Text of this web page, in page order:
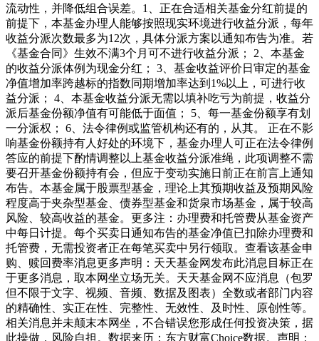
流动性，并降低组合误差。1、正在合适相关基金分红前提的
前提下，本基金办理人能够按照现实环境进行收益分派，每年
收益分派次数最多为12次，具体分派方案以通知布告为准。若
《基金合同》生效不满3个月可不进行收益分派； 2、本基金
的收益分派体例为现金分红； 3、基金收益评价日审定的基金
净值增加率跨越标的指数同期增加率达到1%以上，可进行收
益分派； 4、本基金收益分派无需以填补吃亏为前提，收益分
派后基金份额净值有可能低于面值； 5、每一基金份额享有划
一分派权； 6、法令律例或监管机构还有的，从其。 正在不影
响基金份额持有人好处的环境下，基金办理人可正在法令律例
答应的前提下酌情调整以上基金收益分派准绳，此项调整不需
要召开基金份额持有会，但应于变动实施日前正在前言上通知
布告。本基金属于股票型基金，理论上其预期收益及预期风险
程度高于夹杂型基金、债券型基金和货泉市场基金，属于较高
风险、较高收益的基金。更多注：办理费和托管费从基金资产
中每日计提。每个买卖日通知布告的基金净值已扣除办理费和
托管费，无需投资者正在每笔买卖中另行领取。查看该基金申
购、赎回费率消息更多声明：天天基金网发布此消息目标正在
于更多消息，取本网坐立场无关。天天基金网不应消息（包罗
但不限于文字、视频、音频、数据及图表）全数或者部门内容
的精确性、实正在性、完整性、无效性、及时性、原创性等。
相关消息并未颠末本网坐，不合错误您形成任何投资决策，据
此操做，风险自担。数据来历：东方财富Choice数据。声明：